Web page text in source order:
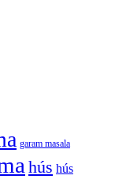
garam masala
hús hús